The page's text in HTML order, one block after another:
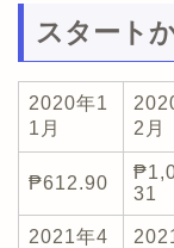
スタート
2020年1
1月
2月
₱612.90
31
2021年4